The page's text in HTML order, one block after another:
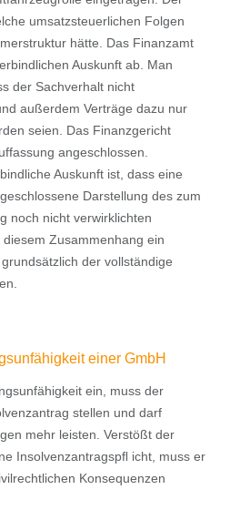
umsatzsteuerlichen Folgen
hätte. Das Finanzamt
Auskunft ab. Man
der Sachverhalt nicht
außerdem Verträge dazu nur
seien. Das Finanzgericht
angeschlossen.
Auskunft ist, dass eine
Darstellung des zum
noch nicht verwirklichten
Zusammenhang ein
der vollständige
einer GmbH
ein, muss der
stellen und darf
mehr leisten. Verstößt der
Insolvenzantragspﬂ icht, muss er
Konsequenzen